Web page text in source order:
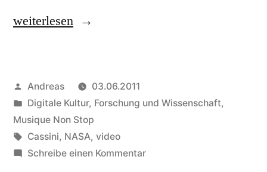
„Nine
–
Cassini“
weiterlesen
Veröffentlicht
von
Andreas
03.06.2011
Veröffentlicht
in
Digitale Kultur, Forschung und Wissenschaft,
Musique Non Stop
Schlagwörter:
Cassini, NASA, video
Schreibe einen Kommentarzu